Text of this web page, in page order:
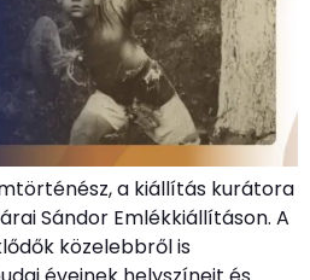
a kiállítás kurátora
Sándor Emlékkiállításon. A
közelebbről is